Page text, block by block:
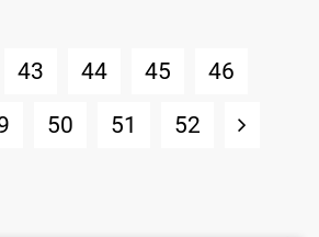
43 44 45
46
50 51 52